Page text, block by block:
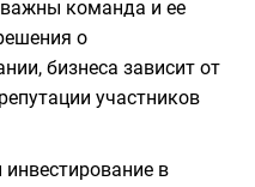
важны команда и ее
о
бизнеса зависит от
участников
в